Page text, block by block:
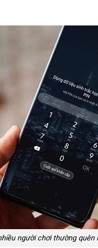
người chơi thường quên